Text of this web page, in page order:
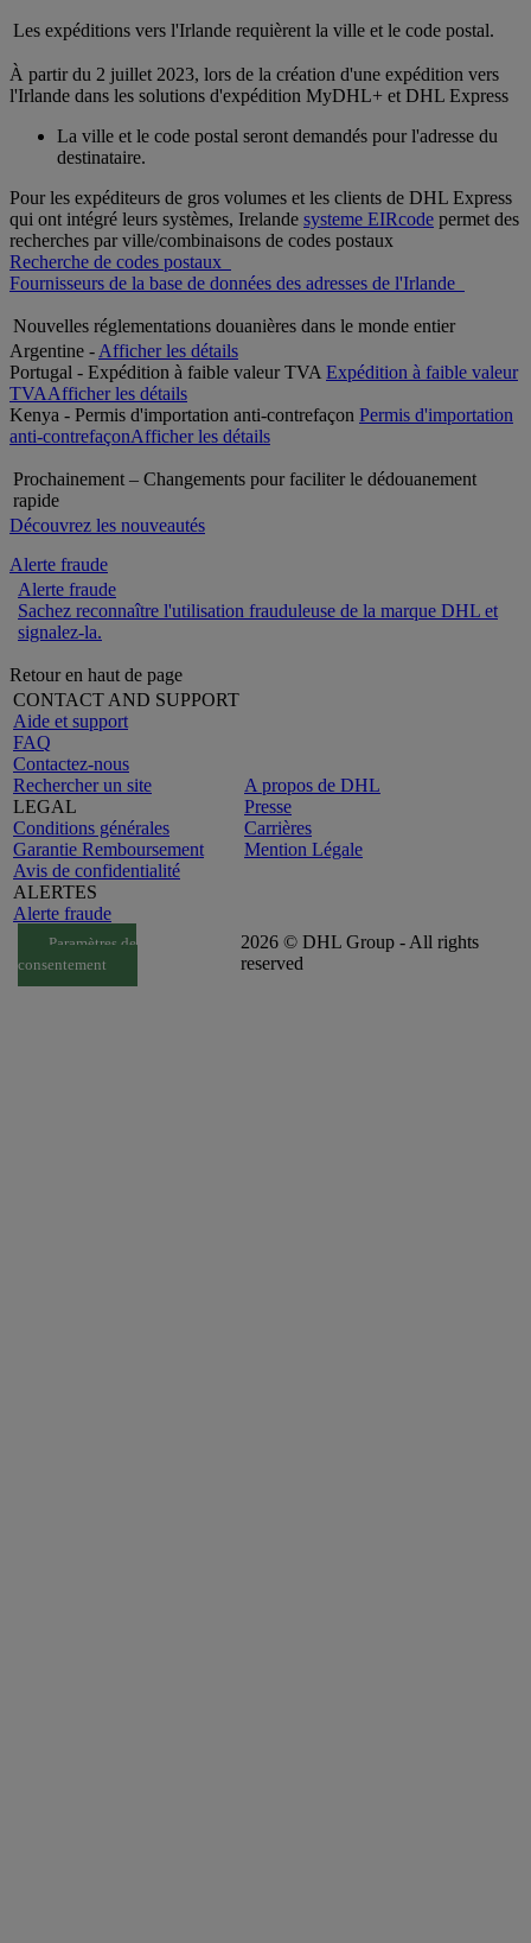
Les expéditions vers l'Irlande requièrent la ville et le code postal.
À partir du 2 juillet 2023, lors de la création d'une expédition vers
l'Irlande dans les solutions d'expédition MyDHL+ et DHL Express
La ville et le code postal seront demandés pour l'adresse du
destinataire.
Pour les expéditeurs de gros volumes et les clients de DHL Express
qui ont intégré leurs systèmes, Irelande systeme EIRcode permet des
recherches par ville/combinaisons de codes postaux
Recherche de codes postaux
Fournisseurs de la base de données des adresses de l'Irlande
Nouvelles réglementations douanières dans le monde entier
Argentine -Afficher les détails
Portugal - Expédition à faible valeur TVAExpédition à faible valeur
TVAAfficher les détails
Kenya - Permis d'importation anti-contrefaçon Permis d'importation
anti-contrefaçonAfficher les détails
Prochainement – Changements pour faciliter le dédouanement
rapide
Découvrez les nouveautés
Alerte fraude
Alerte fraude
Sachez reconnaître l'utilisation frauduleuse de la marque DHL et
signalez-la.
Retour en haut de page
CONTACT AND SUPPORT
Aide et support
FAQ
Contactez-nous
Rechercher un site
LEGAL
Conditions générales
Garantie Remboursement
Avis de confidentialité
ALERTES
Alerte fraude
A propos de DHL
Presse
Carrières
Mention Légale
Paramètres de
consentement
2026 © DHL Group - All rights
reserved